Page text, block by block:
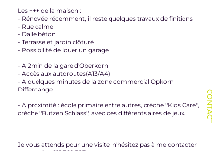
CONTACT
Les +++ de la maison :
- Rénovée récemment, il reste quelques travaux de finitions
- Rue calme
- Dalle béton
- Terrasse et jardin clôturé
- Possibilité de louer un garage
- A 2min de la gare d'Oberkorn
- Accès aux autoroutes(A13/A4)
- A quelques minutes de la zone commercial Opkorn
Differdange
- A proximité : école primaire entre autres, crèche ''Kids Care'',
crèche ''Butzen Schlass'', avec des différents aires de jeux.
Je vous attends pour une visite, n'hésitez pas à me contacter